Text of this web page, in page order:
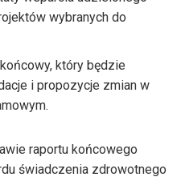
wybranych do
który będzie
i propozycje zmian w
raportu końcowego
świadczenia zdrowotnego